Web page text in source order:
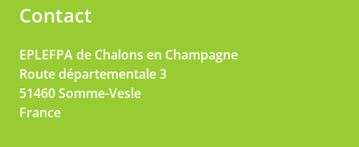
Contact
EPLEFPA de Chalons en Champagne
Route départementale 3
51460Somme-Vesle
France